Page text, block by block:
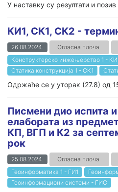
У наставку су резултати и
КИ1, СК1, СК2 -
26.08.2024. Огласна плоча
Конструктерско инжењерство 1 -
Статика конструкција 1 - СК1
Одржаће се у уторак (27.8) од
Писмени дио испита
елабората из
КП, ВГП и К2 за
рок
25.08.2024. Огласна плоча
Геоинформатика 1 - ГИ1
Геоинформациони системи - ГИС